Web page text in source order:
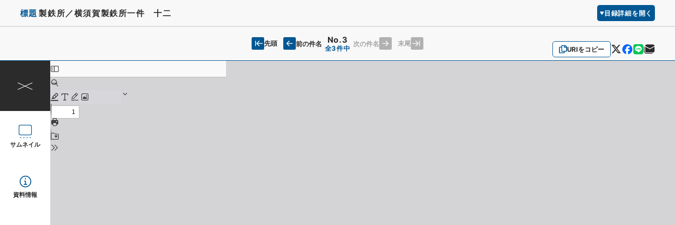
標題 製鉄所／横須賀製鉄所一件 十二 目録詳細を開く
URIをコピー
先頭 前の件名 No.3
全3件中
次の件名 末尾
サムネイル
資料情報